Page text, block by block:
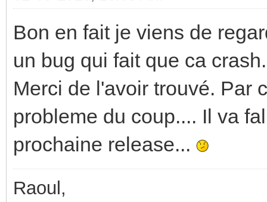
Bon en fait je viens de
un bug qui fait que ca
Merci de l'avoir trouvé. Par
probleme du coup.... Il va
prochaine release...
Raoul,